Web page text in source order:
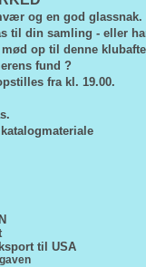
og en god glassnak.
til din samling - eller
op til denne
fund ?
fra kl. 19.00.
til USA